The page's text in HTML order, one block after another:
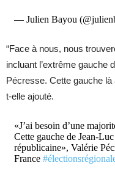
— Julien Bayou
“Face à nous, nous
incluant l’extrême gauche
Pécresse. Cette gauche
t-elle ajouté.
«J’ai besoin d’une
Cette gauche de Jean-
républicaine», Valérie
France